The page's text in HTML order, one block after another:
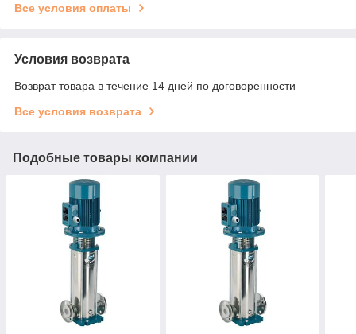
Все условия оплаты
Условия возврата
Возврат товара в течение 14 дней по договоренности
Все условия возврата
Подобные товары компании